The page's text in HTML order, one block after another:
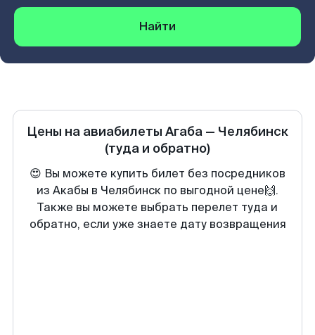
Найти
Цены на авиабилеты Агаба — Челябинск
(туда и обратно)
😍 Вы можете купить билет без посредников
из Акабы в Челябинск по выгодной цене🙌.
Также вы можете выбрать перелет туда и
обратно, если уже знаете дату возвращения